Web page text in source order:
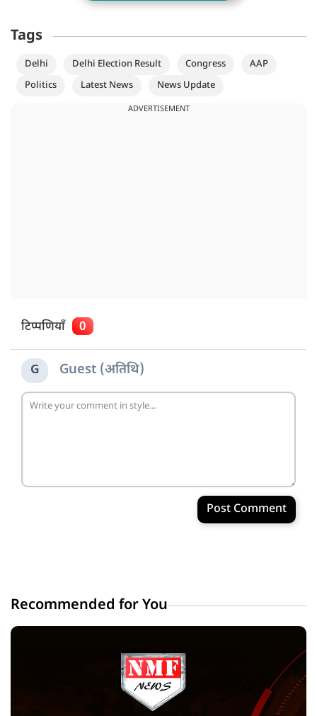
Tags
Delhi Delhi Election Result Congress
AAP
Politics
Latest News News Update
ADVERTISEMENT
टिप्पणियाँ 0
G Guest (अतिथि)
Post Comment
Recommended for You